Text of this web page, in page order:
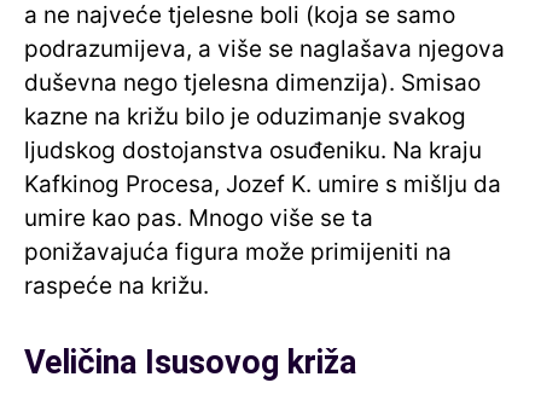
a ne najveće tjelesne boli (koja se samo
podrazumijeva, a više se naglašava njegova
duševna nego tjelesna dimenzija). Smisao
kazne na križu bilo je oduzimanje svakog
ljudskog dostojanstva osuđeniku. Na kraju
Kafkinog Procesa, Jozef K. umire s mišlju da
umire kao pas. Mnogo više se ta
ponižavajuća figura može primijeniti na
raspeće na križu.
Veličina Isusovog križa